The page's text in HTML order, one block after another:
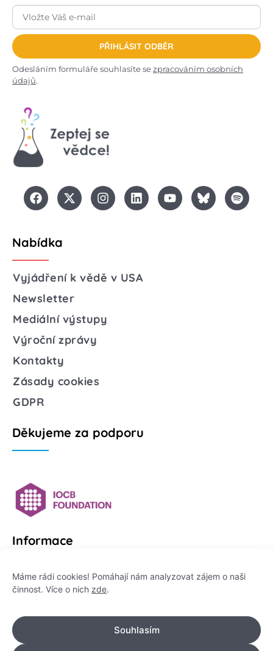
Máme rádi cookies! Pomáhají nám analyzovat zájem o naši
činnost. Více o nich zde.
Souhlasím
PŘIHLÁSIT ODBĚR
Odesláním formuláře souhlasíte sezpracováním osobních
údajů.
Nabídka
Vyjádření k vědě v USA
Newsletter
Mediální výstupy
Výroční zprávy
Kontakty
Zásady cookies
GDPR
Děkujeme za podporu
Informace
Platformu Zeptej se vědce provozuje:
IČO: 178 47 389
Flemingovo náměstí 542/2,
Dejvice, 160 00 Praha 6